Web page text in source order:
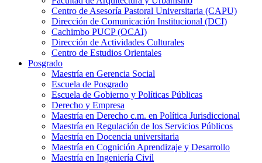
Centro de Asesoría Pastoral Universitaria (CAPU)
Dirección de Comunicación Institucional (DCI)
Cachimbo PUCP (OCAI)
Dirección de Actividades Culturales
Centro de Estudios Orientales
Posgrado
Maestría en Gerencia Social
Escuela de Posgrado
Escuela de Gobierno y Políticas Públicas
Derecho y Empresa
Maestría en Derecho c.m. en Política Jurisdiccional
Maestría en Regulación de los Servicios Públicos
Maestría en Docencia universitaria
Maestría en Cognición Aprendizaje y Desarrollo
Maestría en Ingeniería Civil